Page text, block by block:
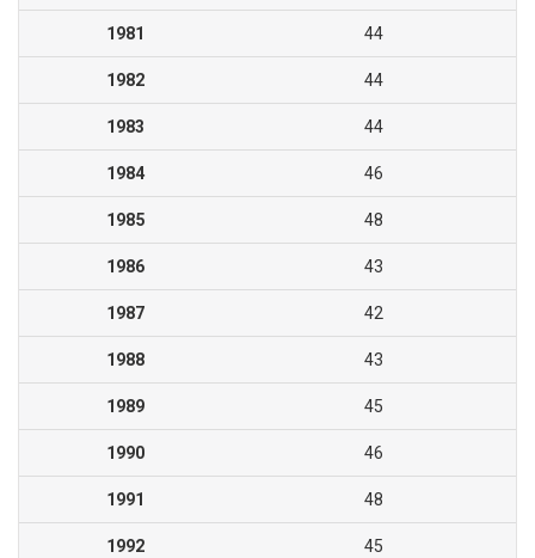
1981 44
1982 44
1983 44
1984 46
1985 48
1986 43
1987 42
1988 43
1989 45
1990 46
1991 48
1992 45